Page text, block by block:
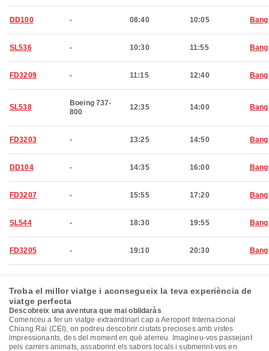
DD100 - 08:40 10:05
SL536 - 10:30 11:55
FD3209 - 11:15 12:40
SL538
Boeing 737-
800
12:35 14:00
FD3203 - 13:25 14:50
DD104 - 14:35 16:00
FD3207 - 15:55 17:20
SL544 - 18:30 19:55
FD3205 - 19:10 20:30
Troba el millor viatge i aconsegueix la teva experiència de
viatge perfecta
Descobreix una aventura que mai oblidaràs
Comenceu a fer un viatge extraordinari cap a Aeroport Internacional
Chiang Rai (CEI), on podreu descobrir ciutats precioses amb vistes
impressionants, des del moment en què aterreu. Imagineu-vos passejant
pels carrers animats, assaborint els sabors locals i submerint-vos en